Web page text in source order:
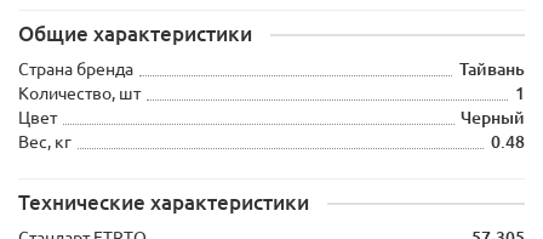
Общие характеристики
Страна бренда
Тайвань
Количество, шт
1
Цвет
Черный
Вес, кг
0.48
Технические характеристики